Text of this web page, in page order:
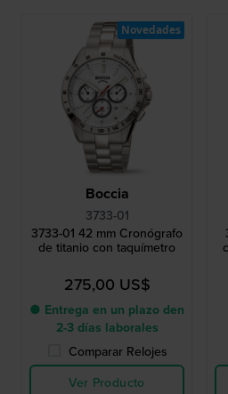
Boccia
3733-01
3733-01 42 mm Cronógrafo
de titanio con taquímetro
275,00 US$
● Entrega en un plazo den
2-3 días laborales
Comparar Relojes
Ver Producto
Novedades